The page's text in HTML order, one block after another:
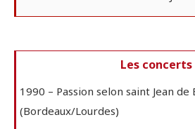
Les concerts
1990 – Passion selon saint Jean de
(Bordeaux/Lourdes)